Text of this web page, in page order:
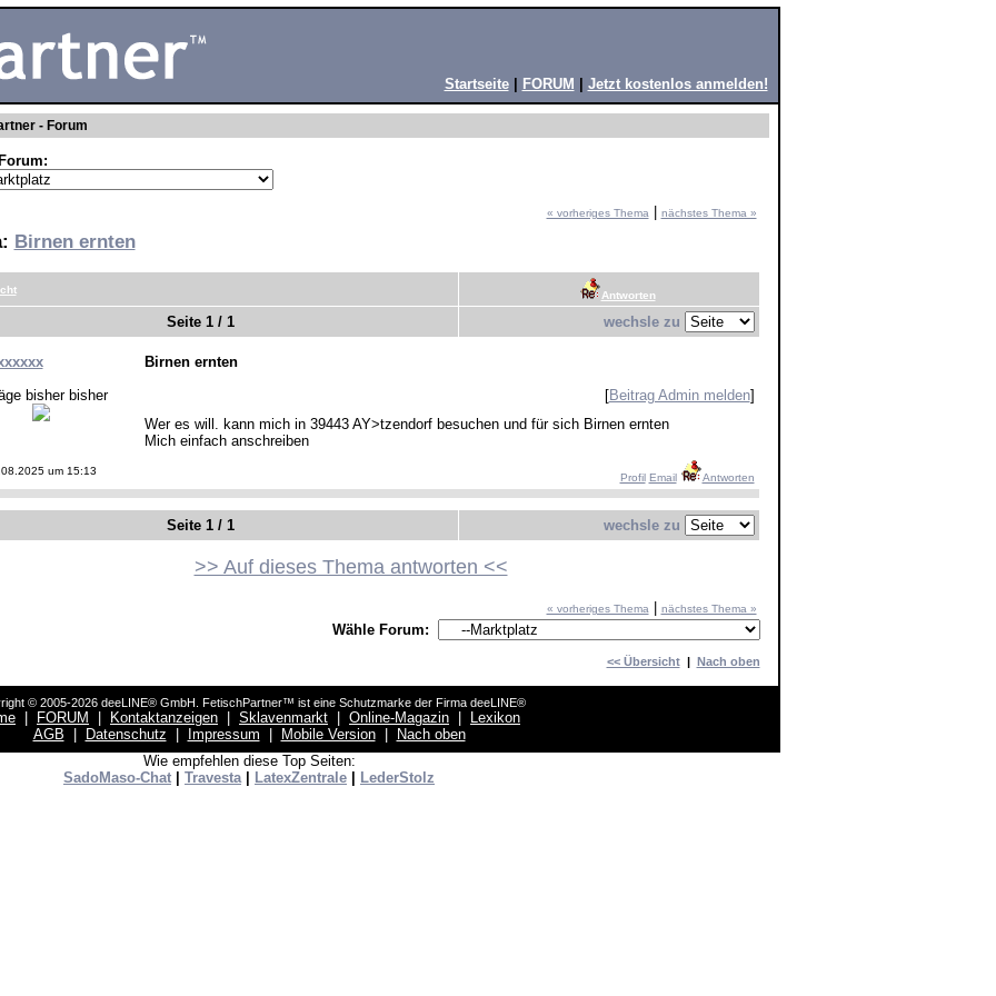
Startseite| FORUM Jetzt kostenlos anmelden!
- Forum
« vorheriges Thema| nächstes Thema »
Birnen ernten
Antworten
Seite 1 / 1 wechsle zu
bisher bisher
Birnen ernten
[Beitrag Admin melden]
Wer es will. kann mich in 39443 AY>tzendorf besuchen und für sich Birnen ernten
Mich einfach anschreiben
um 15:13
Profil Email Antworten
Seite 1 / 1 wechsle zu
>> Auf dieses Thema antworten <<
« vorheriges Thema nächstes Thema »
Wähle Forum:
<< Übersicht| Nach oben
© 2005-2026 deeLINE® GmbH. FetischPartner™ ist eine Schutzmarke der Firma deeLINE®
FORUM Kontaktanzeigen Sklavenmarkt Online-Magazin
Lexikon
AGB
Datenschutz Impressum Mobile Version|
Nach oben
Wie empfehlen diese Top Seiten:
SadoMaso-Chat
Travesta| LatexZentrale LederStolz